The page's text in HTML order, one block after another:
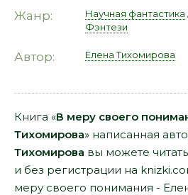
Жанр:
Научная фантастика
Фэнтези
Автор: Елена Тихомирова
Книга «В меру своего
Тихомирова» написанная
Тихомирова вы можете
и без регистрации на
меру своего понимания -